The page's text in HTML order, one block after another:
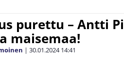
purettu – Antti
maisemaa!
| 30.01.2024 14:41